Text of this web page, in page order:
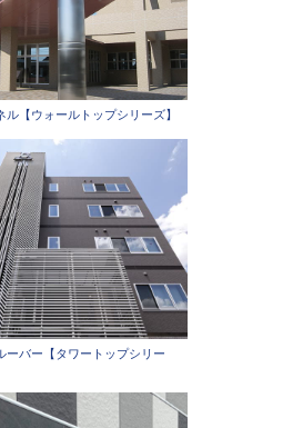
ル【ウォールトップシリーズ】
ーバー【タワートップシリー